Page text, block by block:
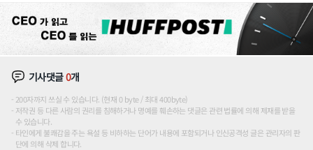
기사댓글0개
200자까지 쓰실 수 있습니다. (현재 0 byte / 최대 400byte)
저작권 등 다른 사람의 권리를 침해하거나 명예를 훼손하는 댓글은 관련 법률에 의해 제재를 받을
수 있습니다.
타인에게 불쾌감을 주는 욕설 등 비하하는 단어가 내용에 포함되거나 인신공격성 글은 관리자의 판
단에 의해 삭제 합니다.